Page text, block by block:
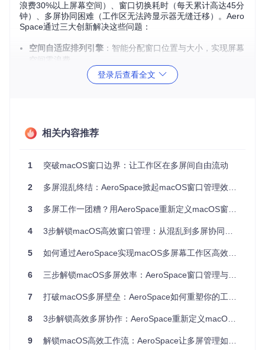
浪费30%以上屏幕空间）、窗口切换耗时（每天累计高达45分
钟）、多屏协同困难（工作区无法跨显示器无缝迁移）。Aero
Space通过三大创新解决这些问题：
空间自适应排列引擎 ：智能分配窗口位置与大小，实现屏幕
空间零浪费
：将应用按任务场景分组，支持跨显示器自
实际应用数据显示，使用AeroSpace可使多任务处理效率提升
67%，窗口切换时间缩短83%，特别适合需要同时处理多个应
适用场景：设计师需要为不同客户项目创建独立工作环境，数
据分析师需在"数据处理"、"报告撰写"、"会议演示"等场景间快
速切换。
操作演示：通过Mod4 + [1-9]快捷键创建9个独立工作区，
区。每个工作区可保存独立的窗口布局，切换工作区时自动恢
幕空间，实现文件操作与命令执行的无缝配合
登录后查看全文
相关内容推荐
1 突破macOS窗口边界：让工作区在多屏间自由流动
2 多屏混乱终结：AeroSpace掀起macOS窗口管理效率革命
3 多屏工作一团糟？用AeroSpace重新定义macOS窗口管理
4 3步解锁macOS高效窗口管理：从混乱到多屏协同的工作流革命
5 如何通过AeroSpace实现macOS多屏幕工作区高效管理
6 三步解锁macOS多屏效率：AeroSpace窗口管理与多屏协作新方案
7 打破macOS多屏壁垒：AeroSpace如何重塑你的工作流？
8 3步解锁高效多屏协作：AeroSpace重新定义macOS窗口管理
9 解锁macOS高效工作流：AeroSpace让多屏管理如行云流水